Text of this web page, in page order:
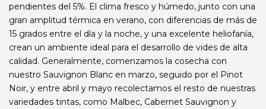
pendientes del 5%. El clima fresco y húmedo, junto con una
gran amplitud térmica en verano, con diferencias de más de
15 grados entre el día y la noche, y una excelente heliofanía,
crean un ambiente ideal para el desarrollo de vides de alta
calidad. Generalmente, comenzamos la cosecha con
nuestro Sauvignon Blanc en marzo, seguido por el Pinot
Noir, y entre abril y mayo recolectamos el resto de nuestras
variedades tintas, como Malbec, Cabernet Sauvignon y